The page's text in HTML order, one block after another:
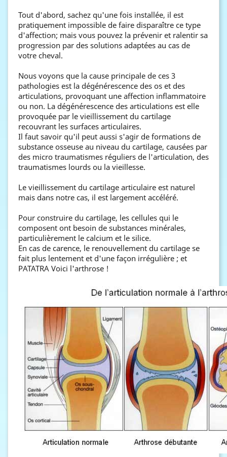
Tout d'abord, sachez qu'une fois installée, il est
pratiquement impossible de faire disparaître ce type
d'affection; mais vous pouvez la prévenir et ralentir sa
progression par des solutions adaptées au cas de
votre cheval.
Nous voyons que la cause principale de ces 3
pathologies est la dégénérescence des os et des
articulations, provoquant une affection inflammatoire
ou non. La dégénérescence des articulations est elle
provoquée par le vieillissement du cartilage
recouvrant les surfaces articulaires.
Il faut savoir qu'il peut aussi s'agir de formations de
substance osseuse au niveau du cartilage, causées par
des micro traumatismes réguliers de l'articulation, des
traumatismes lourds ou la vieillesse.
Le vieillissement du cartilage articulaire est naturel
mais dans notre cas, il est largement accéléré.
Pour construire du cartilage, les cellules qui le
composent ont besoin de substances minérales,
particulièrement le calcium et le silice.
En cas de carence, le renouvellement du cartilage se
fait plus lentement et d'une façon irrégulière ; et
PATATRA Voici l'arthrose !